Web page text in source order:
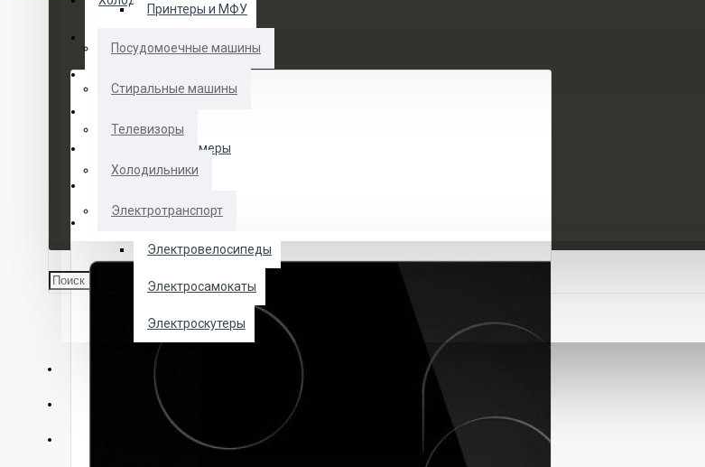
Морозильные камеры
Телевизоры
Принтеры и МФУ
Посудомоечные машины
Стиральные машины
Телевизоры
Холодильники
Электротранспорт
Электровелосипеды
Электросамокаты
Электроскутеры